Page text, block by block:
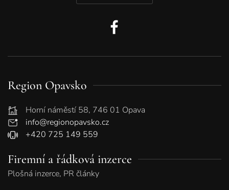
Region Opavsko
Horní náměstí 58, 746 01 Opava
info@regionopavsko.cz
+420 725 149 559
Firemní a řádková inzerce
Plošná inzerce, PR články